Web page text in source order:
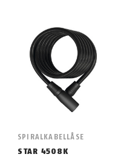
SPIRALKABELLÅSE
STAR 4508K